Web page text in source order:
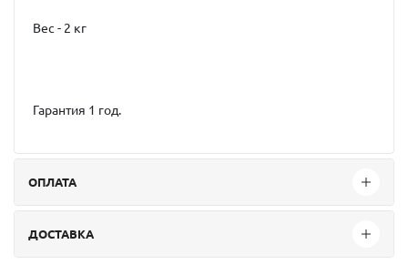
Вес - 2 кг
Гарантия 1 год.
ОПЛАТА
ДОСТАВКА